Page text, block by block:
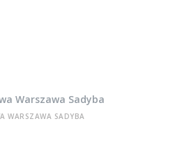
Warszawa Sadyba
WARSZAWA SADYBA